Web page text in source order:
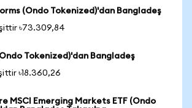
(Ondo Tokenized)'dan Bangladeş
৳73.309,84
Tokenized)'dan Bangladeş
৳18.360,26
MSCI Emerging Markets ETF (Ondo